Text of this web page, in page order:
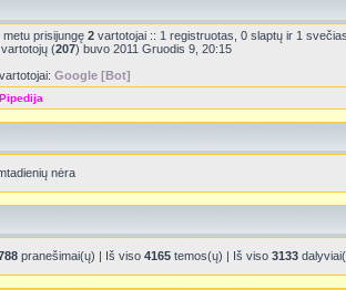
prisijungę 2 vartotojai :: 1 registruotas, 0 slaptų ir 1
(207) buvo 2011 Gruodis 9, 20:15
Google [Bot]
Pipedija
nėra
pranešimai(ų) | Iš viso 4165 temos(ų) | Iš viso 3133